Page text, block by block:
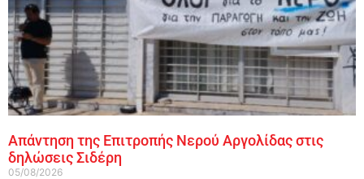
Απάντηση της Επιτροπής Νερού Αργολίδας στις
δηλώσεις Σιδέρη
05/08/2026